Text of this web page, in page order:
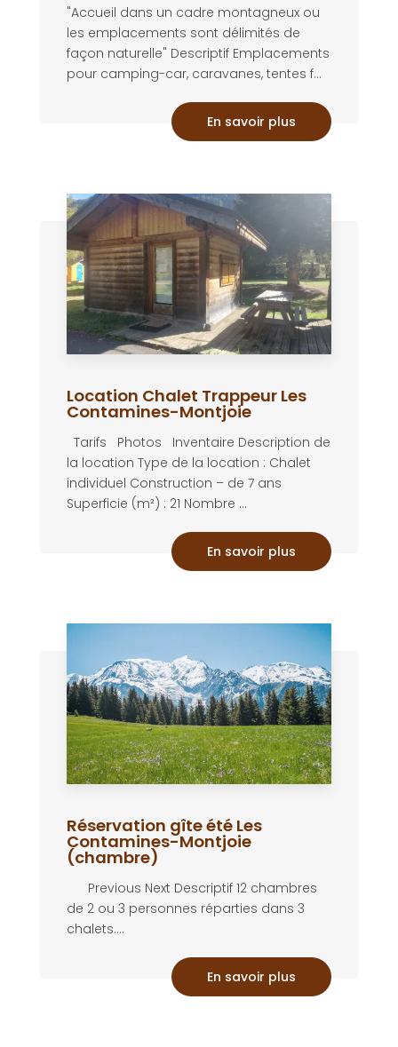
"Accueil dans un cadre montagneux ou
les emplacements sont délimités de
façon naturelle" Descriptif Emplacements
pour camping-car, caravanes, tentes f...
En savoir plus
Location Chalet Trappeur Les
Contamines-Montjoie
Tarifs Photos Inventaire Description de
la location Type de la location : Chalet
individuel Construction – de 7 ans
Superficie (m²) : 21 Nombre ...
En savoir plus
Réservation gîte été Les
Contamines-Montjoie
(chambre)
Previous Next Descriptif 12 chambres
de 2 ou 3 personnes réparties dans 3
chalets....
En savoir plus